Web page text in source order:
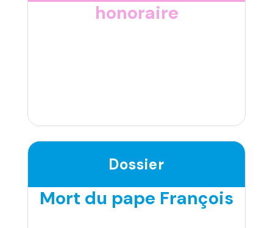
honoraire
Dossier
Mort du pape François